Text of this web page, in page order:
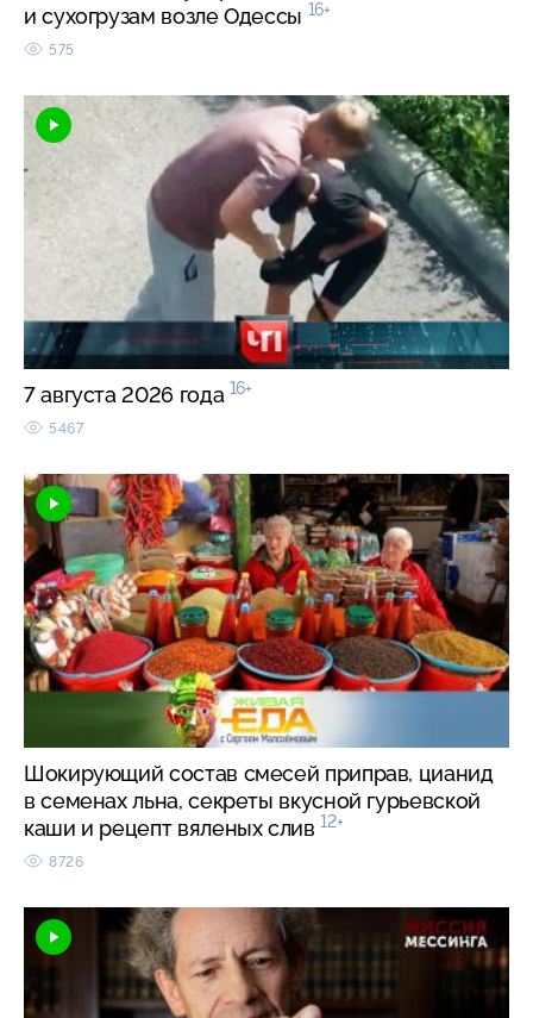
и сухогрузам возле Одессы 16+
575
7 августа 2026 года 16+
5467
Шокирующий состав смесей приправ, цианид
в семенах льна, секреты вкусной гурьевской
каши и рецепт вяленых слив 12+
8726